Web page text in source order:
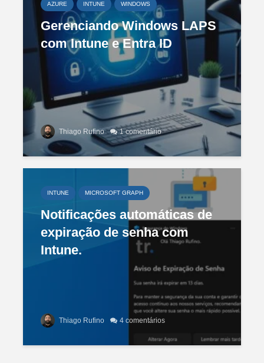
AZURE INTUNE WINDOWS
Gerenciando Windows LAPS
com Intune e Entra ID
Thiago Rufino 1 comentário
INTUNE MICROSOFT GRAPH
Notificações automáticas de
expiração de senha com
Intune.
Thiago Rufino 4 comentários